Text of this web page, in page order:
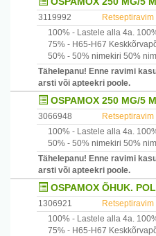
3119992 Retseptiravim
100% - Lastele alla 4a.
75% - H65-H67
50% - 50% nimekiri 50%
Tähelepanu! Enne ravimi
arsti või apteekri poole.
OSPAMOX 250 MG/5
3066948 Retseptiravim
100% - Lastele alla 4a.
50% - 50% nimekiri 50%
Tähelepanu! Enne ravimi
arsti või apteekri poole.
OSPAMOX ÕHUK.
1306921 Retseptiravim
100% - Lastele alla 4a.
75% - H65-H67